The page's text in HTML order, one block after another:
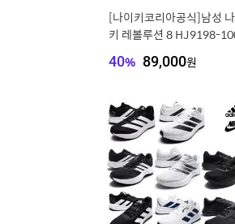
[나이키코리아공식]남성
키 레볼루션 8 HJ9198-
40% 89,000원